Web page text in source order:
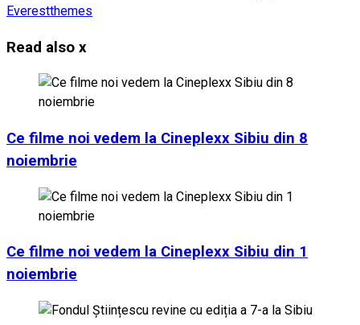
Everestthemes
Read also x
Ce filme noi vedem la Cineplexx Sibiu din 8
noiembrie
Ce filme noi vedem la Cineplexx Sibiu din 1
noiembrie